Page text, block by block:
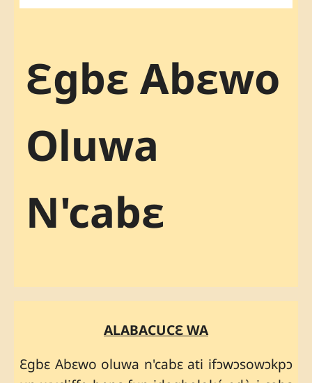
Ɛgbɛ Abɛwo
Oluwa
N'cabɛ
ALABACUCƐ WA
Ɛgbɛ Abɛwo oluwa n'cabɛ ati ifɔwɔsowɔkpɔ